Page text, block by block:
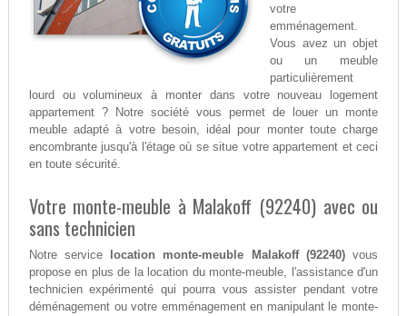
votre
emménagement.
Vous avez un objet
ou un meuble
particulièrement
lourd ou volumineux à monter dans votre nouveau logement
appartement ? Notre société vous permet de louer un monte
meuble adapté à votre besoin, idéal pour monter toute charge
encombrante jusqu'à l'étage où se situe votre appartement et ceci
en toute sécurité.
Votre monte-meuble à Malakoff (92240) avec ou
sans technicien
Notre service location monte-meuble Malakoff (92240)vous
propose en plus de la location du monte-meuble, l'assistance d'un
technicien expérimenté qui pourra vous assister pendant votre
déménagement ou votre emménagement en manipulant le monte-